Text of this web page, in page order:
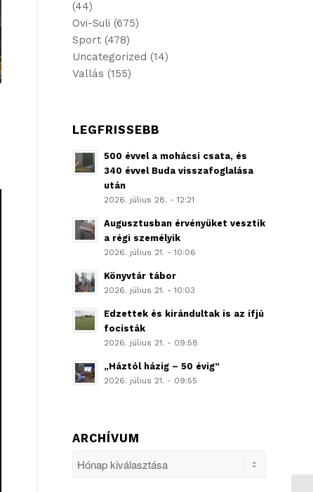
(44)
Ovi-Suli (675)
Sport (478)
Uncategorized (14)
Vallás (155)
LEGFRISSEBB
500 évvel a mohácsi csata, és
340 évvel Buda visszafoglalása
után
2026. július 28. - 12:21
Augusztusban érvényüket vesztik
a régi személyik
2026. július 21. - 10:06
Könyvtár tábor
2026. július 21. - 10:03
Edzettek és kirándultak is az ifjú
focisták
2026. július 21. - 09:58
„Háztól házig – 50 évig”
2026. július 21. - 09:55
ARCHÍVUM